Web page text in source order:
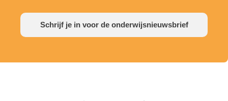
Schrijf je in voor de onderwijsnieuwsbrief